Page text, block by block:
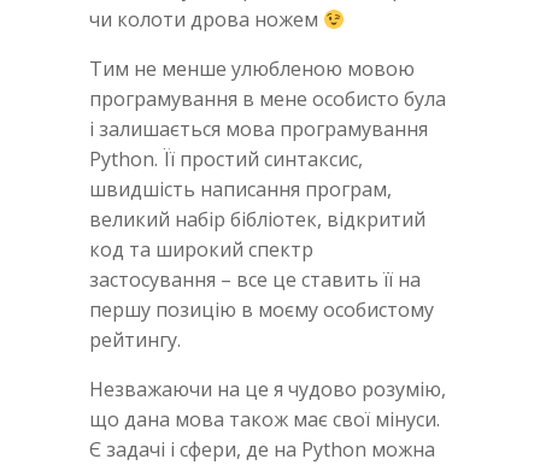
чи колоти дрова ножем
Тим не менше улюбленою мовою
програмування в мене особисто була
і залишається мова програмування
Python. Її простий синтаксис,
швидшість написання програм,
великий набір бібліотек, відкритий
код та широкий спектр
застосування – все це ставить її на
першу позицію в моєму особистому
рейтингу.
Незважаючи на це я чудово розумію,
що дана мова також має свої мінуси.
Є задачі і сфери, де на Python можна